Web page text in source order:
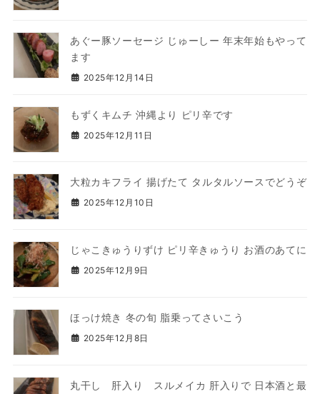
あぐー豚ソーセージ じゅーしー 年末年始もやって
ます
2025年12月14日
もずくキムチ 沖縄より ピリ辛です
2025年12月11日
大粒カキフライ 揚げたて タルタルソースでどうぞ
2025年12月10日
じゃこきゅうりずけ ピリ辛きゅうり お酒のあてに
2025年12月9日
ほっけ焼き 冬の旬 脂乗ってさいこう
2025年12月8日
丸干し 肝入り スルメイカ 肝入りで 日本酒と最